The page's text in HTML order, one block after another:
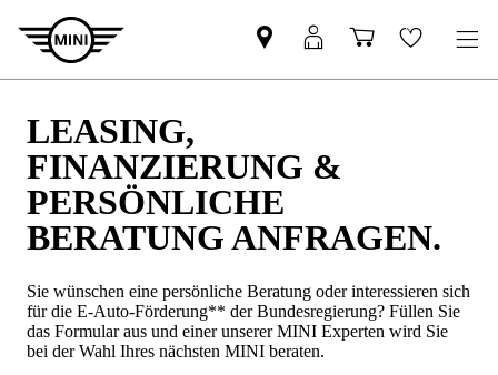
LEASING,
FINANZIERUNG &
PERSÖNLICHE
BERATUNG ANFRAGEN.
Sie wünschen eine persönliche Beratung oder interessieren sich
für die E-Auto-Förderung** der Bundesregierung? Füllen Sie
das Formular aus und einer unserer MINI Experten wird Sie
bei der Wahl Ihres nächsten MINI beraten.